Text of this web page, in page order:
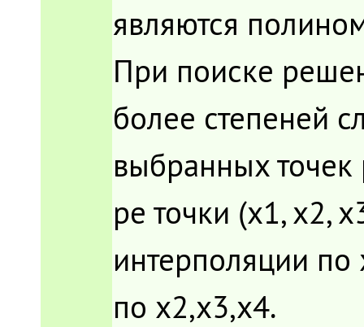
являются
При поиске
более степеней
выбранных точек
ре точки (х1, х2,
интерполяции по
по х2,х3,х4.